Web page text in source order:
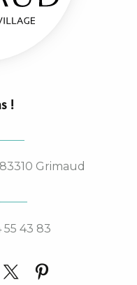
!
Grimaud
55 43 83